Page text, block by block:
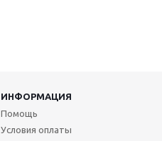
ИНФОРМАЦИЯ
Помощь
Условия оплаты